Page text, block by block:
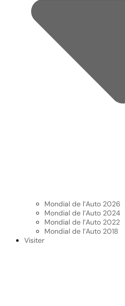
Mondial de l’Auto 2026
Mondial de l’Auto 2024
Mondial de l’Auto 2022
Mondial de l’Auto 2018
Visiter